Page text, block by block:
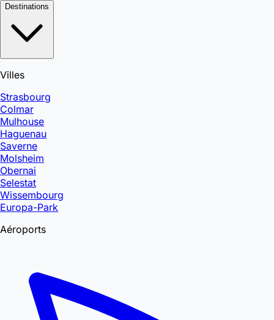
Destinations
Villes
Strasbourg
Colmar
Mulhouse
Haguenau
Saverne
Molsheim
Obernai
Selestat
Wissembourg
Europa-Park
Aéroports